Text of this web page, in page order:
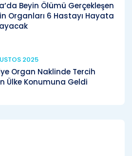
Beyin Ölümü Gerçekleşen
Organları 6 Hastayı Hayata
2025
Organ Naklinde Tercih
Ülke Konumuna Geldi